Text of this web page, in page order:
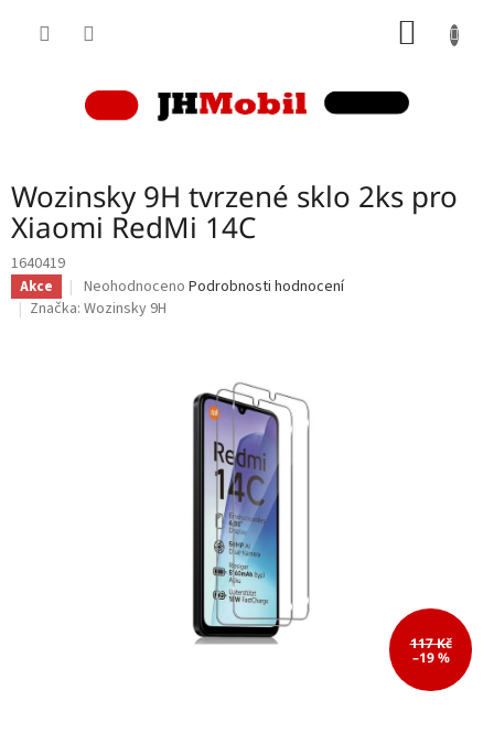
Wozinsky 9H tvrzené sklo 2ks pro
Xiaomi RedMi 14C
1640419
Akce
Průměrné
hodnocení
Neohodnoceno Podrobnosti hodnocení
Značka: Wozinsky 9H
117 Kč
–19 %